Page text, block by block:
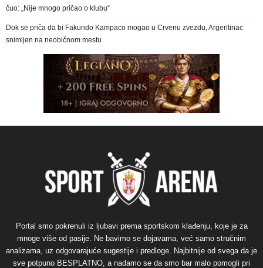
čuo: „Nije mnogo pričao o klubu“
Dok se priča da bi Fakundo Kampaco mogao u Crvenu zvezdu, Argentinac
snimljen na neobičnom mestu
Portal smo pokrenuli iz ljubavi prema sportskom klađenju, koje je za
mnoge više od pasije. Ne bavimo se dojavama, već samo stručnim
analizama, uz odgovarajuće sugestije i predloge. Najbitnije od svega da je
sve potpuno BESPLATNO, a nadamo se da smo bar malo pomogli pri